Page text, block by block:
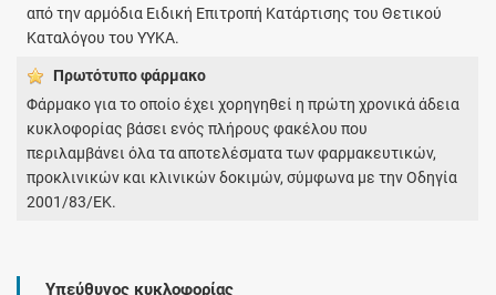
από την αρμόδια Ειδική Επιτροπή Κατάρτισης του Θετικού
Καταλόγου του ΥΥΚΑ.
Πρωτότυπο φάρμακo
Φάρμακο για το οποίο έχει χορηγηθεί η πρώτη χρονικά άδεια
κυκλοφορίας βάσει ενός πλήρους φακέλου που
περιλαμβάνει όλα τα αποτελέσματα των φαρμακευτικών,
προκλινικών και κλινικών δοκιμών, σύμφωνα με την Οδηγία
2001/83/ΕΚ.
Υπεύθυνος κυκλοφορίας